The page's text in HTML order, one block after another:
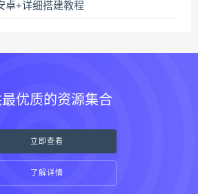
卓+详细搭建教程
优质的资源集合
立即查看
了解详情